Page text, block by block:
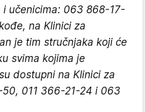
i učenicima: 063 868-17-
na Klinici za
je tim stručnjaka koji će
svima kojima je
dostupni na Klinici za
011 366-21-24 i 063